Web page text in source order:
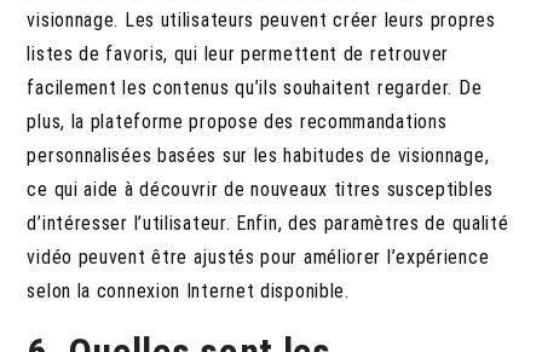
visionnage. Les utilisateurs peuvent créer leurs propres
listes de favoris, qui leur permettent de retrouver
facilement les contenus qu’ils souhaitent regarder. De
plus, la plateforme propose des recommandations
personnalisées basées sur les habitudes de visionnage,
ce qui aide à découvrir de nouveaux titres susceptibles
d’intéresser l’utilisateur. Enfin, des paramètres de qualité
vidéo peuvent être ajustés pour améliorer l’expérience
selon la connexion Internet disponible.